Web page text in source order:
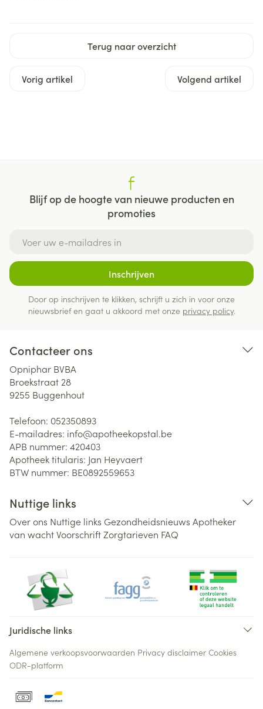
Terug naar overzicht
Vorig artikel Volgend artikel
Blijf op de hoogte van nieuwe producten en
promoties
Inschrijven
Door op inschrijven te klikken, schrijft u zich in voor onze
nieuwsbrief en gaat u akkoord met onze privacy policy.
Contacteer ons
Opniphar BVBA
Broekstraat 28
9255 Buggenhout
Telefoon: 052350893
E-mailadres: info@apotheekopstal.be
APB nummer: 420403
Apotheek titularis: Jan Heyvaert
BTW nummer: BE0892559653
Nuttige links
Over ons Nuttige links Gezondheidsnieuws Apotheker
van wachtVoorschriftZorgtarieven FAQ
Juridische links
Algemene verkoopsvoorwaarden Privacy disclaimer Cookies
ODR-platform